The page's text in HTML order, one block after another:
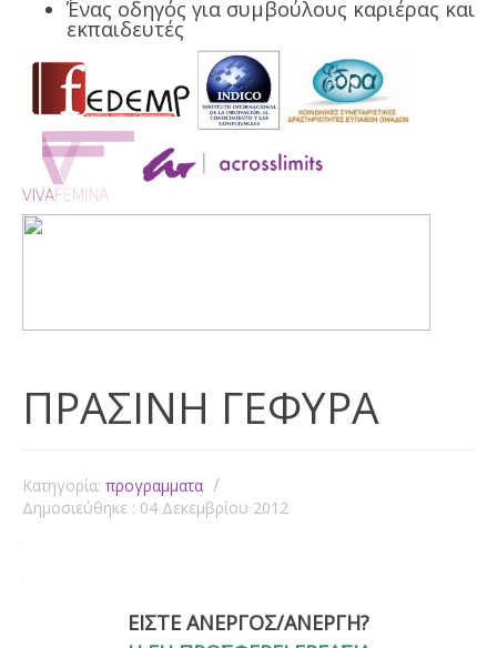
Ένας οδηγός για συμβούλους καριέρας και
εκπαιδευτές
ΠΡΑΣΙΝΗ ΓΕΦΥΡΑ
Κατηγορία: προγραμματα
Δημοσιεύθηκε : 04 Δεκεμβρίου 2012
ΕΙΣΤΕ ΑΝΕΡΓΟΣ/ΑΝΕΡΓΗ?